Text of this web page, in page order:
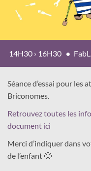
14H30 › 16H30
Séance d’essai pour les
Briconomes.
Retrouvez toutes les
document ici
Merci d’indiquer dans
de l’enfant 🙂